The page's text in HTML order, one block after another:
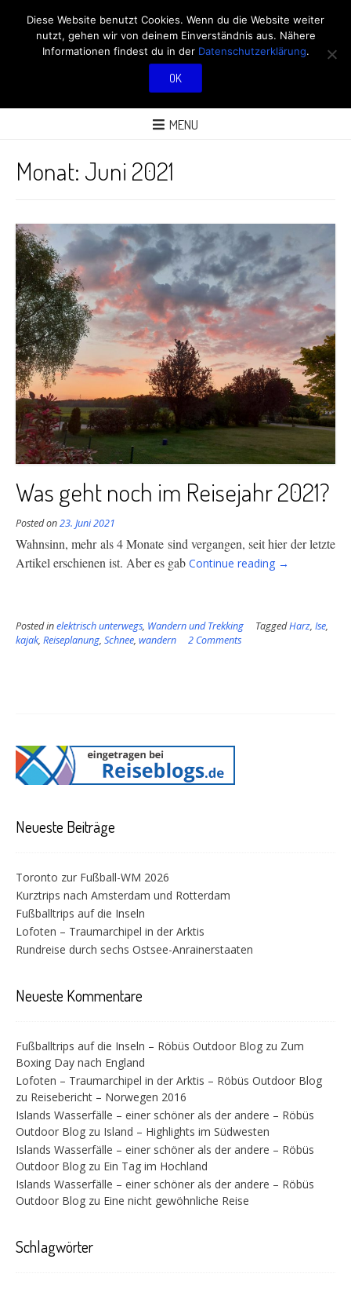
RÖBÜS OUTDOOR
BLOG
MENU
Monat: Juni 2021
Was geht noch im Reisejahr 2021?
Posted on23. Juni 2021
Wahnsinn, mehr als 4 Monate sind vergangen, seit hier der letzte
Artikel erschienen ist. Aber es gab Continue reading
“Was
Reisejahr
→
Posted inelektrisch unterwegs, Wandern und Trekking TaggedHarz, Ise,
kajak, Reiseplanung, Schnee, wandern 2 Comments
Neueste Beiträge
Toronto zur Fußball-WM 2026
Kurztrips nach Amsterdam und Rotterdam
Fußballtrips auf die Inseln
Lofoten – Traumarchipel in der Arktis
Rundreise durch sechs Ostsee-Anrainerstaaten
Neueste Kommentare
Fußballtrips auf die Inseln – Röbüs Outdoor Blog zu Zum
Boxing Day nach England
Lofoten – Traumarchipel in der Arktis – Röbüs Outdoor Blog
zu Reisebericht – Norwegen 2016
Islands Wasserfälle – einer schöner als der andere – Röbüs
Outdoor Blog zu Island – Highlights im Südwesten
Islands Wasserfälle – einer schöner als der andere – Röbüs
Outdoor Blog zu Ein Tag im Hochland
Islands Wasserfälle – einer schöner als der andere – Röbüs
Outdoor Blog zu Eine nicht gewöhnliche Reise
Schlagwörter
Diese Website benutzt Cookies. Wenn du die Website weiter
nutzt, gehen wir von deinem Einverständnis aus. Nähere
Informationen findest du in der Datenschutzerklärung.
OK